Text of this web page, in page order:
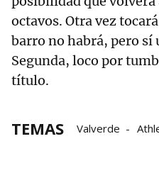
octavos. Otra vez
barro no habrá, pero sí
Segunda, loco por
título.
TEMAS Valverde